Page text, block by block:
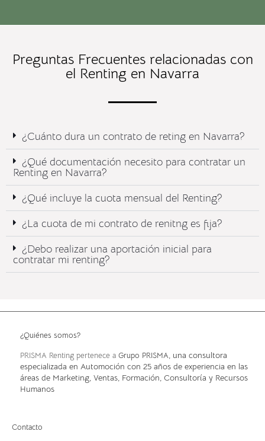
Preguntas Frecuentes relacionadas con
el Renting en Navarra
¿Cuánto dura un contrato de reting en Navarra?
¿Qué documentación necesito para contratar un
Renting en Navarra?
¿Qué incluye la cuota mensual del Renting?​
¿La cuota de mi contrato de renitng es fija?
¿Debo realizar una aportación inicial para
contratar mi renting?
¿Quiénes somos?
PRISMA Renting pertenece a Grupo PRISMA, una consultora
especializada en Automoción con 25 años de experiencia en las
áreas de Marketing, Ventas, Formación, Consultoría y Recursos
Humanos
Contacto